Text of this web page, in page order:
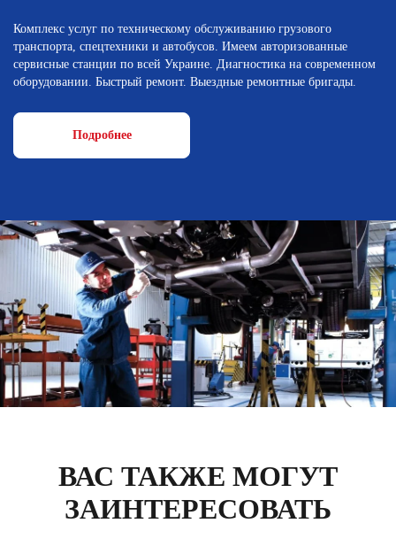
Комплекс услуг по техническому обслуживанию грузового
транспорта, спецтехники и автобусов. Имеем авторизованные
сервисные станции по всей Украине. Диагностика на современном
оборудовании. Быстрый ремонт. Выездные ремонтные бригады.
Подробнее
ВАС ТАКЖЕ МОГУТ
ЗАИНТЕРЕСОВАТЬ